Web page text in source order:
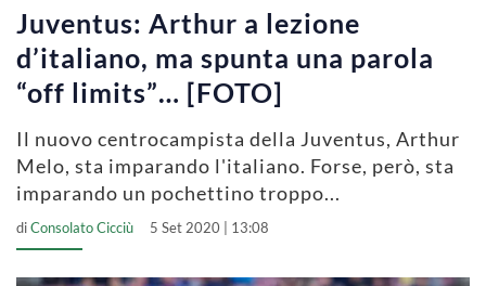
Juventus: Arthur a lezione
d’italiano, ma spunta una parola
“off limits”… [FOTO]
Il nuovo centrocampista della Juventus, Arthur
Melo, sta imparando l'italiano. Forse, però, sta
imparando un pochettino troppo...
diConsolato Cicciù 5 Set 2020 | 13:08